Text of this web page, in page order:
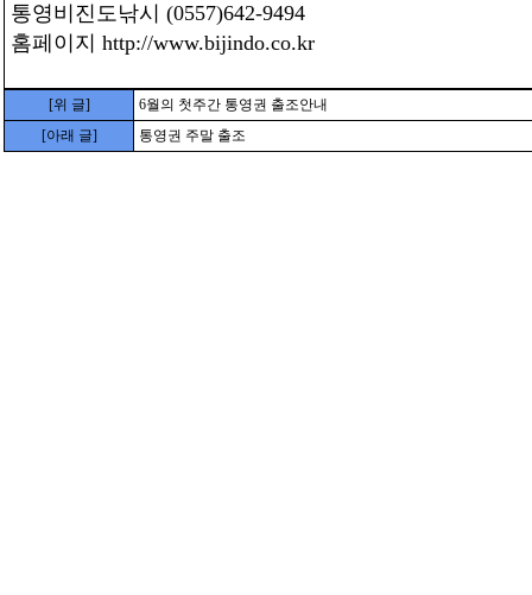
통영비진도낚시 (0557)642-9494
홈페이지 http://www.bijindo.co.kr
[위 글]
6월의 첫주간 통영권 출조안내
[아래 글]
통영권 주말 출조